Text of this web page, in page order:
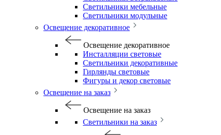
Светильники мебельные
Светильники модульные
Освещение декоративное
Освещение декоративное
Инсталляции световые
Светильники декоративные
Гирлянды световые
Фигуры и декор световые
Освещение на заказ
Освещение на заказ
Светильники на заказ